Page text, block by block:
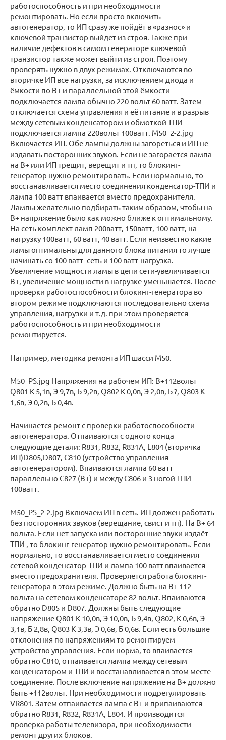
работоспособность и при необходимости
ремонтировать. Но если просто включить
автогенератор, то ИП сразу же пойдёт в «разнос» и
ключевой транзистор выйдет из строя. Также при
наличие дефектов в самом генераторе ключевой
транзистор также может выйти из строя. Поэтому
проверять нужно в двух режимах. Отключаются во
вторичке ИП все нагрузки, за исключением диода и
ёмкости по B+ и параллельной этой ёмкости
подключается лампа обычно 220 вольт 60 ватт. Затем
отключается схема управления и её питание и в разрыв
между сетевым конденсатором и обмоткой ТПИ
подключается лампа 220вольт 100ватт. M50_2-2.jpg
Включается ИП. Обе лампы должны загореться и ИП не
издавать посторонних звуков. Если не загорается лампа
на B+ или ИП трещит, верещит и тп, то блокинг-
генератор нужно ремонтировать. Если нормально, то
восстанавливается место соединения конденсатор-ТПИ и
лампа 100 ватт впаивается вместо предохранителя.
Лампы желательно подбирать таким образом, чтобы на
В+ напряжение было как можно ближе к оптимальному.
На сеть комплект ламп 200ватт, 150ватт, 100 ватт, на
нагрузку 100ватт, 60 ватт, 40 ватт. Если неизвестно какие
ламы оптимальны для данного блока питания то лучше
начинать со 100 ватт -сеть и 100 ватт-нагрузка.
Увеличение мощности ламы в цепи сети-увеличивается
В+, увеличение мощности в нагрузке-уменьшается. После
проверки работоспособности блокинг-генератора во
втором режиме подключаются последовательно схема
управления, нагрузки и т.д. при этом проверяется
работоспособность и при необходимости
ремонтируется.
Например, методика ремонта ИП шасси M50.
M50_PS.jpg Напряжения на рабочем ИП: B+112вольт
Q801 К 5,1в, Э 9,7в, Б 9,2в, Q802 К 0,0в, Э 2,0в, Б ?, Q803 К
1,6в, Э 0,2в, Б 0,4в.
Начинается ремонт с проверки работоспособности
автогенератора. Отпаиваются с одного конца
следующие детали: R831, R832, R831A, L804 (вторичка
ИП)D805,D807, C810 (устройство управления
автогенератором). Впаиваются лампа 60 ватт
параллельно С827 (В+) и между С806 и 3 ногой ТПИ
100ватт.
M50_PS_2-2.jpg Включаем ИП в сеть. ИП должен работать
без посторонних звуков (верещание, свист и тп). На В+ 64
вольта. Если нет запуска или посторонние звуки издаёт
ТПИ , то блокинг-генератор нужно ремонтировать. Если
нормально, то восстанавливается место соединения
сетевой конденсатор-ТПИ и лампа 100 ватт впаивается
вместо предохранителя. Проверяется работа блокинг-
генератора в этом режиме. Должно быть на В+ 112
вольта на сетевом конденсаторе 82 вольт. Впаиваются
обратно D805 и D807. Должны быть следующие
напряжение Q801 К 10,0в, Э 10,0в, Б 9,4в, Q802, К 0,6в, Э
3,1в, Б 2,8в, Q803 К 3,3в, Э 0,6в, Б 0,6в. Если есть большие
отклонения по напряжениям то ремонтируем
устройство управления. Если норма, то впаивается
обратно С810, отпаивается лампа между сетевым
конденсатором и ТПИ и восстанавливается в этом месте
соединение. После включение напряжение на B+ должно
быть +112вольт. При необходимости подрегулировать
VR801. Затем отпаивается лампа с В+ и припаиваются
обратно R831, R832, R831A, L804. И производится
проверка работы телевизора, при необходимости
ремонт других блоков.